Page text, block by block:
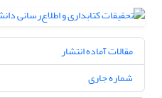
مقالات آماده انتشار
شماره جاری